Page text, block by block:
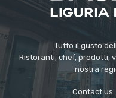
Tutto il gusto
Ristoranti, chef, prodotti,
nostra
Contact us: